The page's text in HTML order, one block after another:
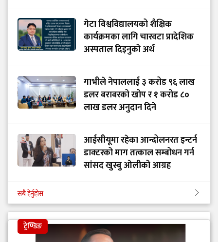
गेटा विश्वविद्यालयको शैक्षिक
कार्यक्रमका लागि चारवटा प्रादेशिक
अस्पताल दिइनुको अर्थ
गाभीले नेपाललाई ३ करोड ९६ लाख
डलर बराबरको खोप र १ करोड ८०
लाख डलर अनुदान दिने
आईसीयूमा रहेका आन्दोलनरत इन्टर्न
डाक्टरको माग तत्काल सम्बोधन गर्न
सांसद खुस्बु ओलीको आग्रह
सबै हेर्नुहोस
ट्रेण्डिङ